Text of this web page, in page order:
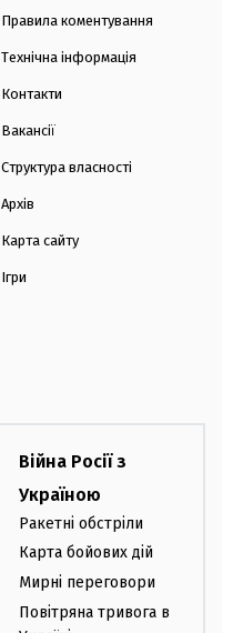
Правила коментування
Технічна інформація
Контакти
Вакансії
Структура власності
Архів
Карта сайту
Ігри
Війна Росії з
Україною
Ракетні обстріли
Карта бойових дій
Мирні переговори
Повітряна тривога в